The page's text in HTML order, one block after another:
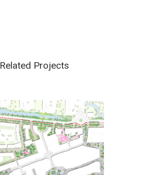
Related Projects